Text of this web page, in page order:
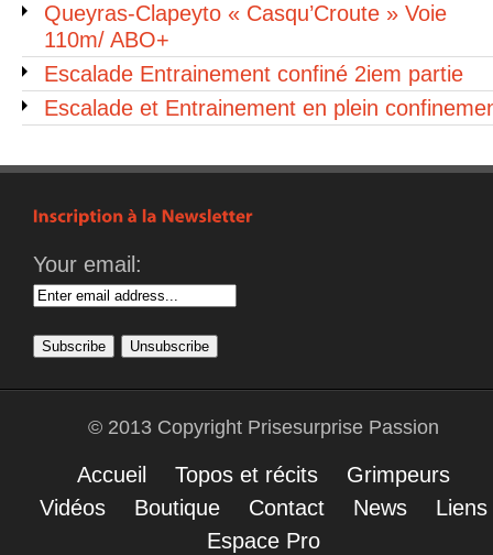
Queyras-Clapeyto « Casqu’Croute » Voie
110m/ ABO+
Escalade Entrainement confiné 2iem partie
Escalade et Entrainement en plein
Your email:
© 2013 Copyright Prisesurprise Passion
Accueil Topos et récits
Grimpeurs
Vidéos
Boutique Contact News
Liens
Espace Pro